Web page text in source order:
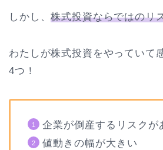
しかし、株式投資ならではのリ
わたしが株式投資をやっていて
4つ！
企業が倒産するリスクが
値動きの幅が大きい